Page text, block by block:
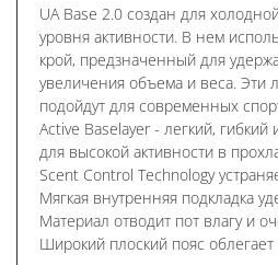
UA Base 2.0 создан для
уровня активности. В нем
крой, предзначенный для
увеличения объема и веса. Эти
подойдут для современных
Active Baselayer - легкий,
для высокой активности в
Scent Control Technology
Мягкая внутренняя подкладка
Материал отводит пот влагу и
Широкий плоский пояс облегает